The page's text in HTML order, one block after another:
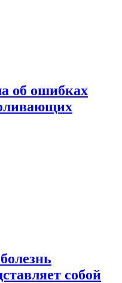
об ошибках
собой